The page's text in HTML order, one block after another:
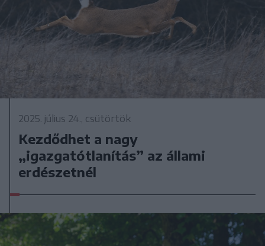
2025. július 24., csütörtök
Kezdődhet a nagy
„igazgatótlanítás” az állami
erdészetnél